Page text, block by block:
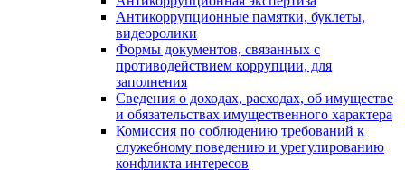
Антикоррупционные памятки, буклеты,
видеоролики
Формы документов, связанных с
противодействием коррупции, для
заполнения
Сведения о доходах, расходах, об имуществе
и обязательствах имущественного характера
Комиссия по соблюдению требований к
служебному поведению и урегулированию
конфликта интересов